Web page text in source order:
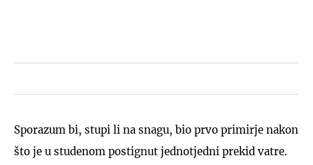
Sporazum bi, stupi li na snagu, bio prvo primirje nakon
što je u studenom postignut jednotjedni prekid vatre.